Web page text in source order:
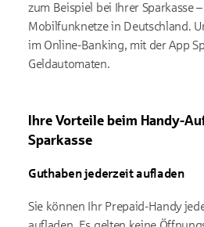
zum Beispiel bei Ihrer Sparkasse
Mobilfunknetze in Deutschland.
im Online-Banking, mit der App
Geldautomaten.
Ihre Vorteile beim Handy-
Sparkasse
Guthaben jederzeit aufladen
Sie können Ihr Prepaid-Handy